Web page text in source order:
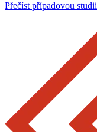
Přečíst případovou studii